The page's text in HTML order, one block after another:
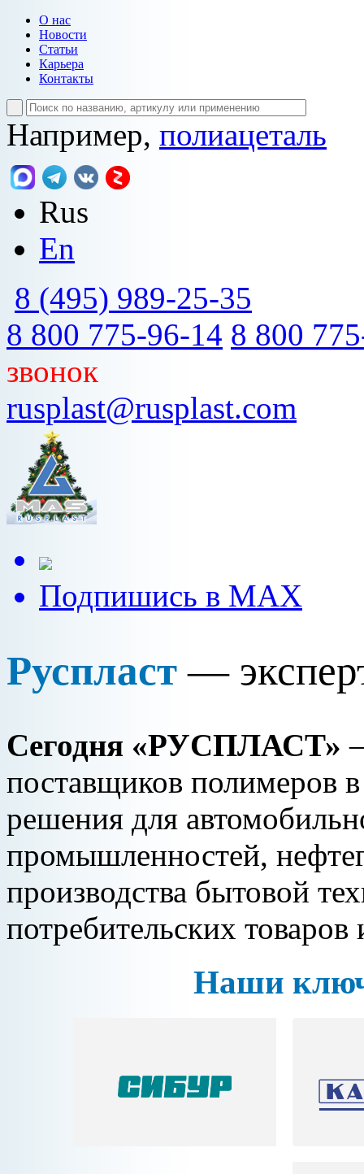
О нас
Новости
Статьи
Карьера
Контакты
Например, полиацеталь
Rus
En
8 (495) 989-25-35
8 800 775-96-14 8 800
звонок
rusplast@rusplast.com
Подпишись в MAX
Руспласт —
Сегодня «РУСПЛАСТ»
поставщиков полимеров
решения для
промышленностей,
производства бытовой
потребительских товаров
Наши